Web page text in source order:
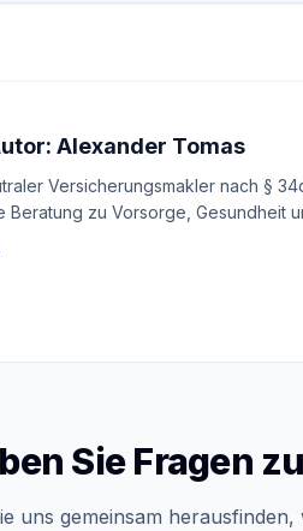
Alexander Tomas
Versicherungsmakler nach §
Beratung zu Vorsorge, Gesundheit
Sie Fragen
uns gemeinsam